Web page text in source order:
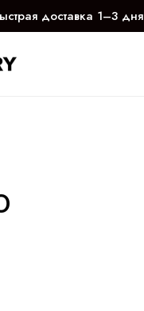
доставка 1–3 дня